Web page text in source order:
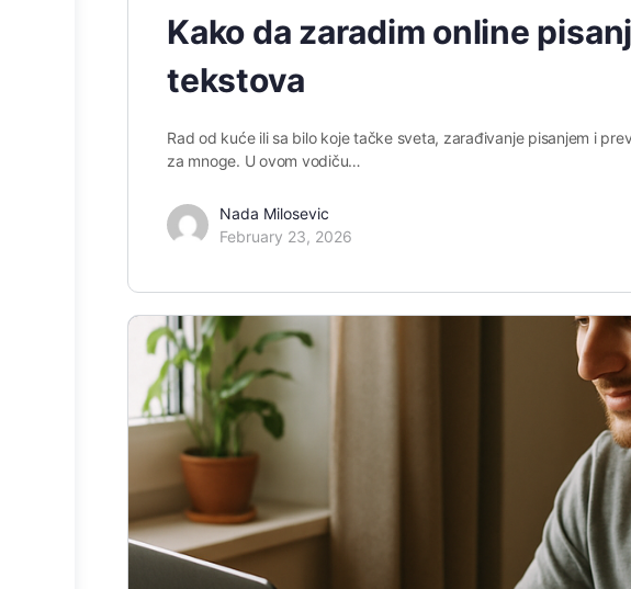
Kako da zaradim online
tekstova
Rad od kuće ili sa bilo koje tačke sveta, zarađivanje pisanjem i
za mnoge. U ovom vodiču…
Nada Milosevic
February 23, 2026